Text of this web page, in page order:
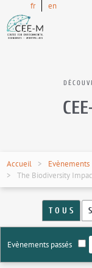
fr en
Accueil
Evènements
The Biodiversity
T O U S
Evènements passés